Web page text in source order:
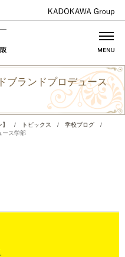
ブランドプロデュース
/ トピックス / 学校ブログ
/
ース学部